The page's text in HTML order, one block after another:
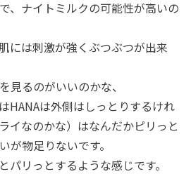
、ナイトミルクの可能性が高いの
には刺激が強くぶつぶつが出来
見るのがいいのかな、
HANAは外側はしっとりするけれ
イなのかな）はなんだかピリっと
が物足りないです。
パリっとするような感じです。